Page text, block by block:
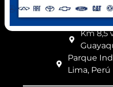
Km 8,5
Parque
Lima, Perú